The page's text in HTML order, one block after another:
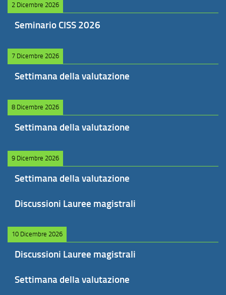
2 Dicembre 2026
Seminario CISS 2026
7 Dicembre 2026
Settimana della valutazione
8 Dicembre 2026
Settimana della valutazione
9 Dicembre 2026
Settimana della valutazione
Discussioni Lauree magistrali
10 Dicembre 2026
Discussioni Lauree magistrali
Settimana della valutazione